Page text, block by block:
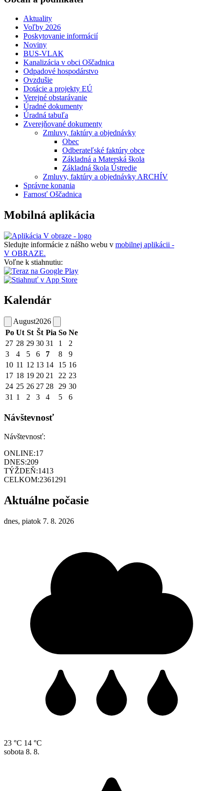
Aktuality
Voľby 2026
Poskytovanie informácií
Noviny
BUS-VLAK
Kanalizácia v obci Oščadnica
Odpadové hospodárstvo
Ovzdušie
Dotácie a projekty EÚ
Verejné obstarávanie
Úradné dokumenty
Úradná tabuľa
Zverejňované dokumenty
Zmluvy, faktúry a objednávky
Obec
Odberateľské faktúry obce
Základná a Materská škola
Základná škola Ústredie
Zmluvy, faktúry a objednávky ARCHÍV
Správne konania
Farnosť Oščadnica
Mobilná aplikácia
Sledujte informácie z nášho webu v mobilnej aplikácii -
V OBRAZE.
Voľne k stiahnutiu:
Kalendár
August2026
Po Ut St Št Pia So Ne
27 28 29 30 31 1
2
3
4 5 6 7 8
9
10 11 12 13 14 15 16
17 18 19 20 21 22 23
24 25 26 27 28 29 30
31 1 2 3 4 5 6
Návštevnosť
Návštevnosť:
ONLINE:17
DNES:209
TÝŽDEŇ:1413
CELKOM:2361291
Aktuálne počasie
dnes, piatok 7. 8. 2026
23 °C 14 °C
sobota 8. 8.